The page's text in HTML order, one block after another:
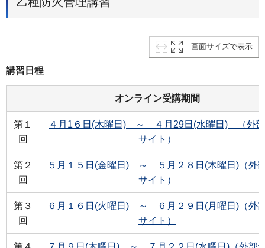
画面サイズで表示
講習日程
オンライン受講期間
第１
回
４月1６日(木曜日) ～ ４月29日(水曜日) （外部
サイト）
第２
回
５月１５日(金曜日) ～ ５月２８日(木曜日)（外
サイト）
第３
回
６月１６日(火曜日) ～ ６月２９日(月曜日)（外
サイト）